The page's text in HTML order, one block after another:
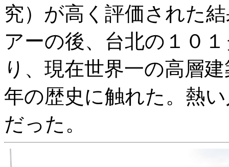
究）が高く評価された
アーの後、台北の１０
り、現在世界一の高層
年の歴史に触れた。熱
だった。